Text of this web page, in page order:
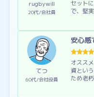
rugbywill
20代 会社員
セット
で、堅
てつ
60代 会社役員
安心感
オスス
資とい
ため老